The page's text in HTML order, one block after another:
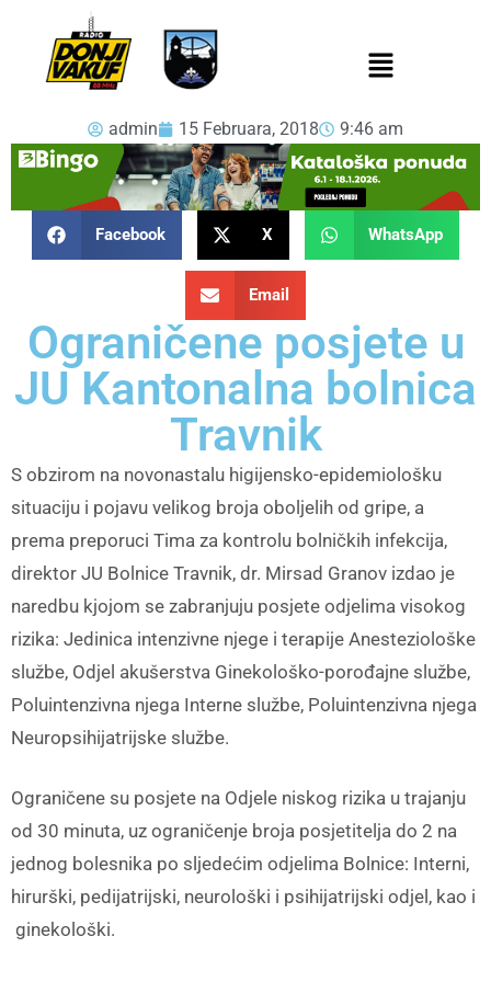
admin 15 Februara, 2018 9:46 am
Facebook X WhatsApp
Email
Ograničene posjete u
JU Kantonalna bolnica
Travnik
S obzirom na novonastalu higijensko-epidemiološku
situaciju i pojavu velikog broja oboljelih od gripe, a
prema preporuci Tima za kontrolu bolničkih infekcija,
direktor JU Bolnice Travnik, dr. Mirsad Granov izdao je
naredbu kjojom se zabranjuju posjete odjelima visokog
rizika: Jedinica intenzivne njege i terapije Anesteziološke
službe, Odjel akušerstva Ginekološko-porođajne službe,
Poluintenzivna njega Interne službe, Poluintenzivna njega
Neuropsihijatrijske službe.
Ograničene su posjete na Odjele niskog rizika u trajanju
od 30 minuta, uz ograničenje broja posjetitelja do 2 na
jednog bolesnika po sljedećim odjelima Bolnice: Interni,
hirurški, pedijatrijski, neurološki i psihijatrijski odjel, kao i
ginekološki.